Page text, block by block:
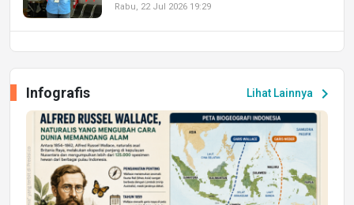
Rabu, 22 Jul 2026 19:29
Peluang Kerja dan Magang
Jumat, 17 Jul 2026 22:30
DAERAH
Astra Motor Kalimantan Timur 2 Dukung
Mahasiswa Samarinda dalam Astra
Honda SDGs Future Leaders 2026
Lihat Lainnya chevron_right
Infografis